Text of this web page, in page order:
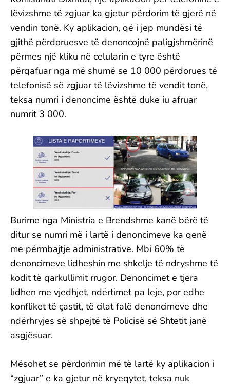
lëvizshme të zgjuar ka gjetur përdorim të gjerë në
vendin tonë. Ky aplikacion, që i jep mundësi të
gjithë përdoruesve të denoncojnë paligjshmërinë
përmes një kliku në celularin e tyre është
përqafuar nga më shumë se 10 000 përdorues të
telefonisë së zgjuar të lëvizshme të vendit tonë,
teksa numri i denoncime është duke iu afruar
numrit 3 000.
Burime nga Ministria e Brendshme kanë bërë të
ditur se numri më i lartë i denoncimeve ka qenë
me përmbajtje administrative. Mbi 60% të
denoncimeve lidheshin me shkelje të ndryshme të
kodit të qarkullimit rrugor. Denoncimet e tjera
lidhen me vjedhjet, ndërtimet pa leje, por edhe
konfliket të çastit, të cilat falë denoncimeve dhe
ndërhryjes së shpejtë të Policisë së Shtetit janë
asgjësuar.
Mësohet se përdorimin më të lartë ky aplikacion i
“zgjuar” e ka gjetur në kryeqytet, teksa nuk